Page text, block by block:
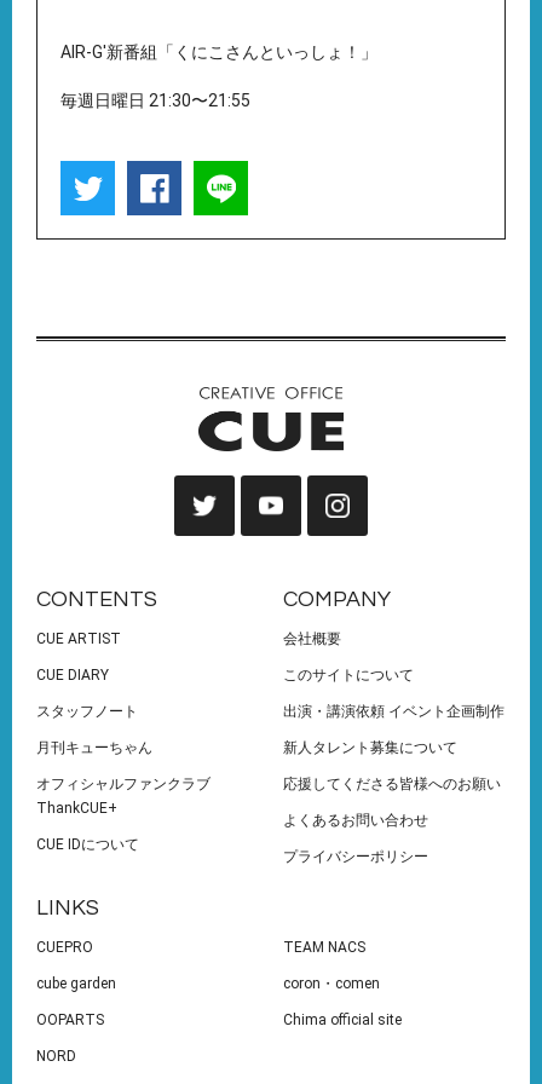
AIR-G'新番組「くにこさんといっしょ！」
毎週日曜日 21:30〜21:55
CONTENTS
CUE ARTIST
CUE DIARY
スタッフノート
月刊キューちゃん
オフィシャルファンクラブ
ThankCUE+
CUE IDについて
COMPANY
会社概要
このサイトについて
出演・講演依頼 イベント企画制作
新人タレント募集について
応援してくださる皆様へのお願い
よくあるお問い合わせ
プライバシーポリシー
LINKS
CUEPRO TEAM NACS
cube garden coron・comen
OOPARTS Chima official site
NORD